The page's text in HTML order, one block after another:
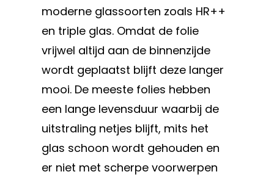
moderne glassoorten zoals HR++
en triple glas. Omdat de folie
vrijwel altijd aan de binnenzijde
wordt geplaatst blijft deze langer
mooi. De meeste folies hebben
een lange levensduur waarbij de
uitstraling netjes blijft, mits het
glas schoon wordt gehouden en
er niet met scherpe voorwerpen